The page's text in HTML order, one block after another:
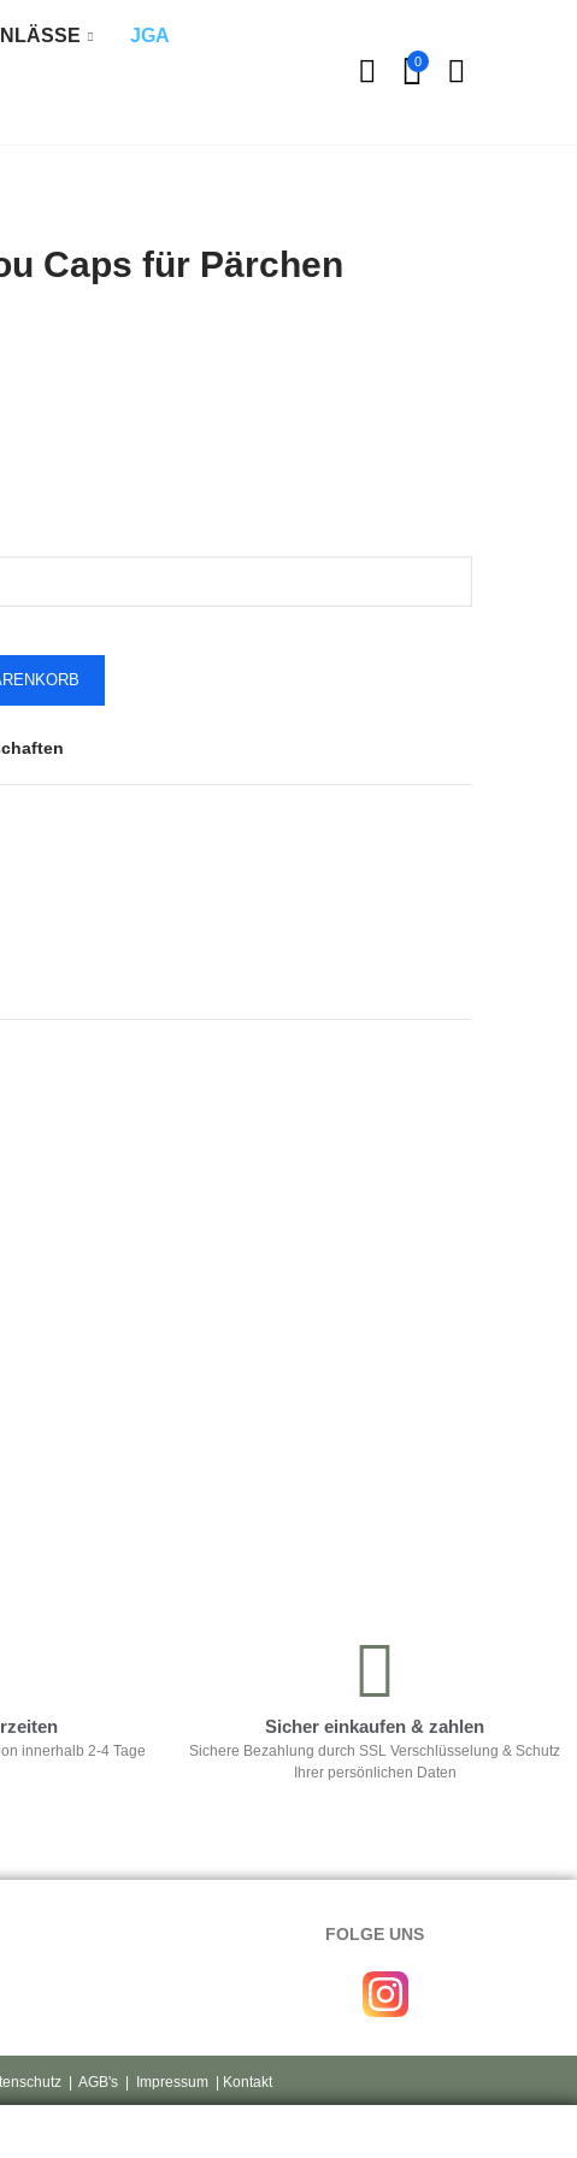
JGA
0
Caps für Pärchen
innerhalb 2-4 Tage
Sicher einkaufen & zahlen
Sichere Bezahlung durch SSL Verschlüsselung & Schutz
Ihrer persönlichen Daten
FOLGE UNS
| AGB's Impressum | Kontakt